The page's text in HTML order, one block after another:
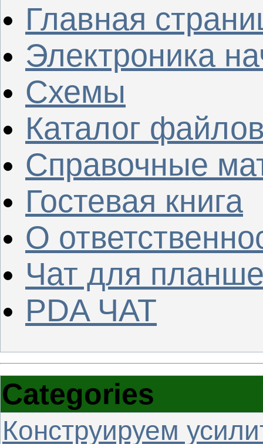
Главная
Электроника
Схемы
Каталог
Справочные
Гостевая книга
О
Чат для
PDA ЧАТ
Categories
Конструируем